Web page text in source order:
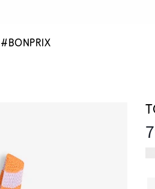
#BONPRIX